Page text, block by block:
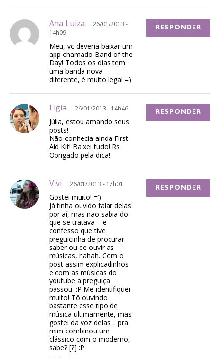
Ana Luiza
26/01/2013 -
14h09
Meu, vc deveria baixar um
app chamado Band of the
Day! Todos os dias tem
uma banda nova
diferente, é muito legal =)
RESPONDER
Ligia 26/01/2013 - 14h46
Júlia, estou amando seus
posts!
Não conhecia ainda First
Aid Kit! Baixei tudo! Rs
Obrigado pela dica!
RESPONDER
Vivi 26/01/2013 - 17h01
Gostei muito! =’)
Já tinha ouvido falar delas
por aí, mas não sabia do
que se tratava – e
confesso que tive
preguicinha de procurar
saber ou de ouvir as
músicas, hahah. Com o
post assim explicadinhos
e com as músicas do
youtube a preguiça
passou. :P Me identifiquei
muito! Tô ouvindo
bastante esse tipo de
música ultimamente, mas
gostei da voz delas… pra
mim combinou um
clássico com o moderno,
sabe? [?] :P
RESPONDER